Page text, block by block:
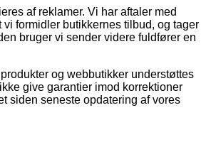
af reklamer. Vi har aftaler med
formidler butikkernes tilbud, og tager
bruger vi sender videre fuldfører en
og webbutikker understøttes
give garantier imod korrektioner
siden seneste opdatering af vores